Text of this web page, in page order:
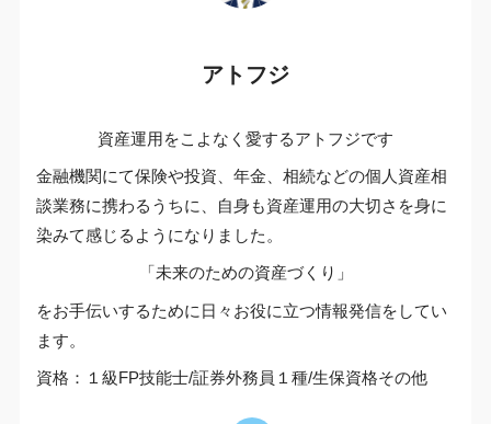
アトフジ
資産運用をこよなく愛するアトフジです
金融機関にて保険や投資、年金、相続などの個人資産相
談業務に携わるうちに、自身も資産運用の大切さを身に
染みて感じるようになりました。
「未来のための資産づくり」
をお手伝いするために日々お役に立つ情報発信をしてい
ます。
資格：１級FP技能士/証券外務員１種/生保資格その他